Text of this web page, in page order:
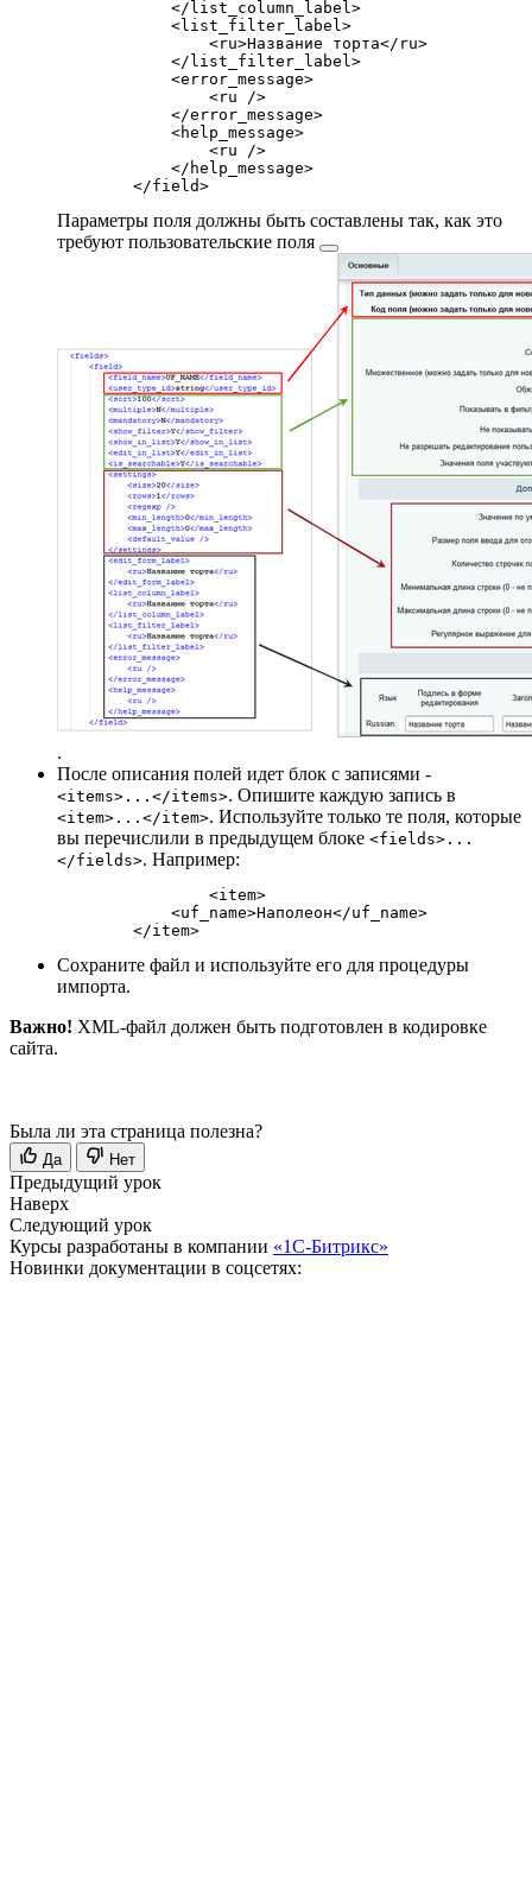
            </list_column_label>
            <list_filter_label>
                <ru>Название торта</ru>
            </list_filter_label>
            <error_message>
                <ru />
            </error_message>
            <help_message>
                <ru />
            </help_message>
Параметры поля должны быть составлены так, как это
требуют пользовательские поля
.
После описания полей идет блок с записями -
<items>...</items>. Опишите каждую запись в
<item>...</item>. Используйте только те поля, которые
вы перечислили в предыдущем блоке <fields>...
</fields>. Например:
            <uf_name>Наполеон</uf_name>
Сохраните файл и используйте его для процедуры
импорта.
Важно! XML-файл должен быть подготовлен в кодировке
сайта.
Была ли эта страница полезна?
Да Нет
Предыдущий урок
Наверх
Следующий урок
Курсы разработаны в компании «1С-Битрикс»
Новинки документации в соцсетях: